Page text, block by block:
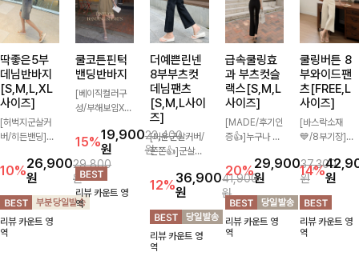
딱좋은5부
데님반바지
[S,M,L,XL
사이즈]
[허벅지군살커
버/히든밴딩]여
와이드핏과 부담
없는 5부 기장
으로 편안하게
즐기기 좋은 데
님 팬츠 ✨ 빈티
지한 워싱감이
10%26,900
원
29,800
원
리뷰 카운트 영
역
쿨코튼핀턱
밴딩반바지
[베이직컬러구
성/부해보임X]
지는 핏으로 편
안하면서도 멋스
럽게 입어지는
밴딩 반바지🤎
넉넉한 포켓 디
테일 더해져 데
15%19,900
원
23,400
원
리뷰 카운트 영
역
더예쁜린넨
8부부츠컷
데님팬츠
[S,M,L사이
즈]
[미운군살커버/
쫀쫀👍]군살을
부츠컷 핏에 발
목이 드러나는
8부 기장으로
다리를 슬림하고
길어보이게 만들
어주며 생지 소
12%36,900
원
41,900
원
리뷰 카운트 영
역
급속쿨링효
과 부츠컷슬
랙스[S,M,L
사이즈]
[MADE/후기인
증👍]누구나 갖
스:)베이직하지
만 부츠컷으로
이쁜 핏 연출은
물론,쫀쫀한 스
판끼로 하루종일
편안하게!
20%29,900
원
37,300
원
리뷰 카운트 영
역
쿨링버튼 8
부와이드팬
츠[FREE,L
사이즈]
[바스락소재
💙/8부기장]사
일이 은은한 포
인트가 되어주는
와이드 팬츠입니
다. 여유롭게 떨
어지는 실루엣과
가볍게 바스락거
14%원
리뷰 카운트 영
역